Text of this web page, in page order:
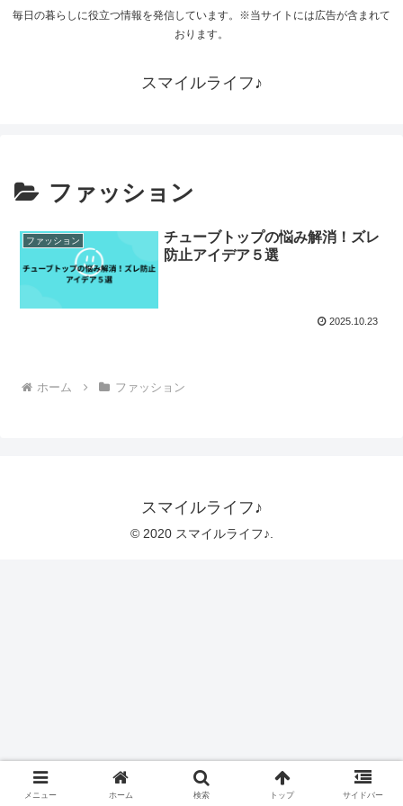
毎日の暮らしに役立つ情報を発信しています。※当サイトには広告が含まれて
おります。
スマイルライフ♪
ファッション
ファッション
チューブトップの悩み解消！ズレ
防止アイデア５選
2025.10.23
ホーム ファッション
スマイルライフ♪
© 2020 スマイルライフ♪.
メニュー ホーム 検索 トップ サイドバー